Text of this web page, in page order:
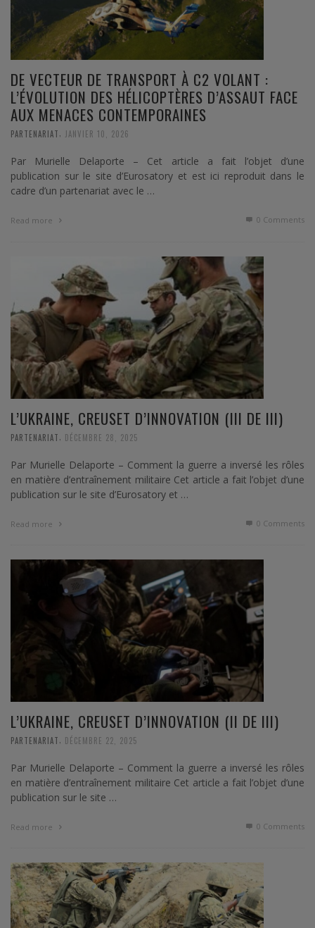
DE VECTEUR DE TRANSPORT À C2 VOLANT :
L’ÉVOLUTION DES HÉLICOPTÈRES D’ASSAUT FACE
AUX MENACES CONTEMPORAINES
PARTENARIAT JANVIER 10, 2026
Par Murielle Delaporte – Cet article a fait l’objet d’une
publication sur le site d’Eurosatory et est ici reproduit dans le
cadre d’un partenariat avec le …
Read more 0 Comments
L’UKRAINE, CREUSET D’INNOVATION (III DE III)
PARTENARIAT DÉCEMBRE 28, 2025
Par Murielle Delaporte – Comment la guerre a inversé les rôles
en matière d’entraînement militaire Cet article a fait l’objet d’une
publication sur le site d’Eurosatory et …
Read more 0 Comments
L’UKRAINE, CREUSET D’INNOVATION (II DE III)
PARTENARIAT DÉCEMBRE 22, 2025
Par Murielle Delaporte – Comment la guerre a inversé les rôles
en matière d’entraînement militaire Cet article a fait l’objet d’une
publication sur le site …
Read more 0 Comments